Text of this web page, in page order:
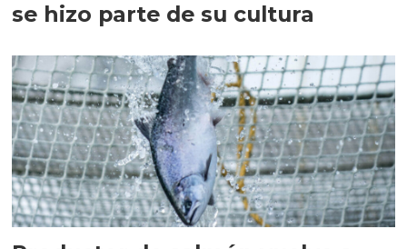
se hizo parte de su cultura